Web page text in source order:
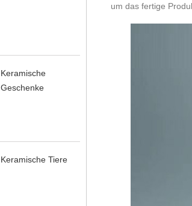
Keramische
Geschenke
Keramische Tiere
um das fertige